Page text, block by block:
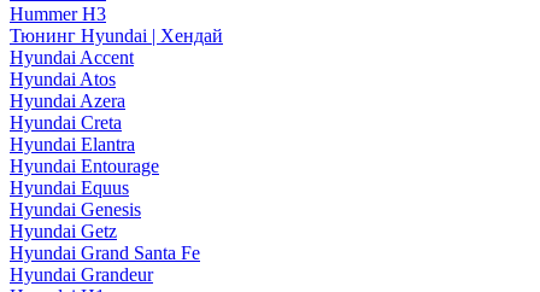
Hummer H3
Тюнинг Hyundai | Хендай
Hyundai Accent
Hyundai Atos
Hyundai Azera
Hyundai Creta
Hyundai Elantra
Hyundai Entourage
Hyundai Equus
Hyundai Genesis
Hyundai Getz
Hyundai Grand Santa Fe
Hyundai Grandeur